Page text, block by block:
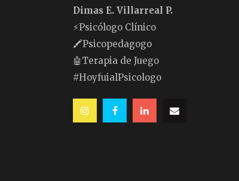
Dimas E. Villarreal P.
⚡️Psicólogo Clínico
🖍Psicopedagogo
🤖Terapia de Juego
#HoyfuialPsicologo